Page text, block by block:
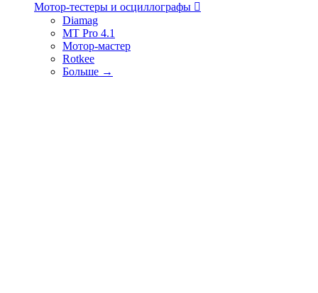
Мотор-тестеры и осциллографы 
Diamag
MT Pro 4.1
Мотор-мастер
Rotkee
Больше →